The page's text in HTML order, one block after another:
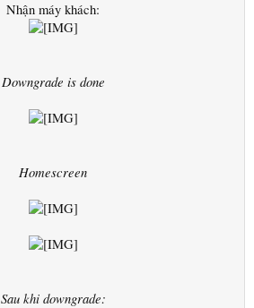
Nhận máy khách:
Downgrade is done
Homescreen
Sau khi downgrade: